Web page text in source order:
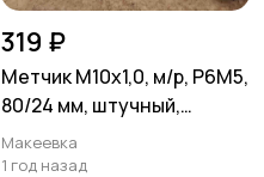
319 ₽
Метчик М10х1,0, м/р, Р6М5,
80/24 мм, штучный,
мелкий шаг,
шлифованный.
Макеевка
1 год назад